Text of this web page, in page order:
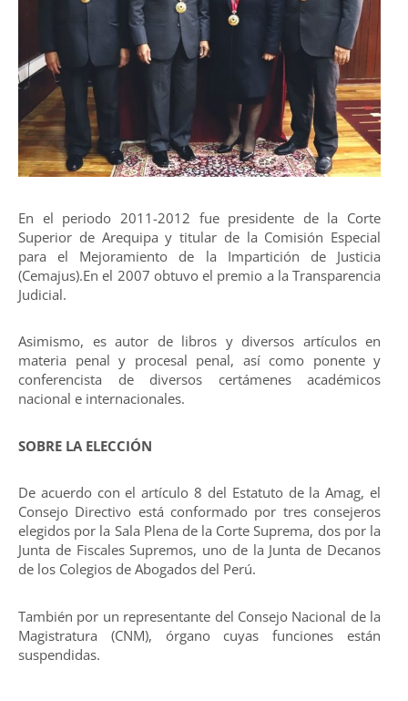
En el periodo 2011-2012 fue presidente de la Corte
Superior de Arequipa y titular de la Comisión Especial
para el Mejoramiento de la Impartición de Justicia
(Cemajus).En el 2007 obtuvo el premio a la Transparencia
Judicial.
Asimismo, es autor de libros y diversos artículos en
materia penal y procesal penal, así como ponente y
conferencista de diversos certámenes académicos
nacional e internacionales.
SOBRE LA ELECCIÓN
De acuerdo con el artículo 8 del Estatuto de la Amag, el
Consejo Directivo está conformado por tres consejeros
elegidos por la Sala Plena de la Corte Suprema, dos por la
Junta de Fiscales Supremos, uno de la Junta de Decanos
de los Colegios de Abogados del Perú.
También por un representante del Consejo Nacional de la
Magistratura (CNM), órgano cuyas funciones están
suspendidas.